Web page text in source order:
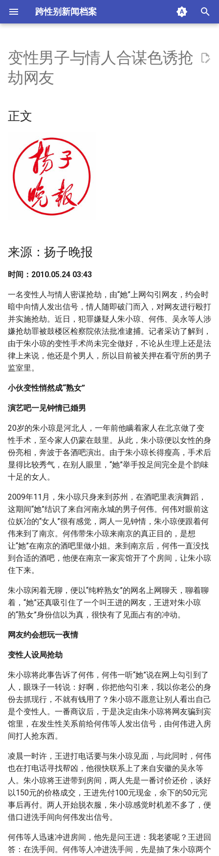
跨性别新闻档案
t
a
a
r
c
h
正文
热门评论
摘要与附加信息
附加信息 [Processed Page
Metadata]
变性男子与情人合谋色诱抢
劫网友
正文
来源：扬子晚报
时间：2010.05.24 03:43
一名变性人与情人密谋抢劫，由“她”上网勾引网友，约会时
暗中向情人发出信号，情人随即破门而入，对网友进行殴打
并实施抢劫。近日，犯罪嫌疑人朱小琼、何伟、吴永等人涉
嫌抢劫罪被鼓楼区检察院依法批准逮捕。记者采访了解到，
由于朱小琼的变性手术尚未完全做好，不论从生理上还是法
律上来说，他还是个男人，所以目前被关押在看守所的男子
监室里。
小伙变性悄然成“熟女”
演艺吧一见钟情已婚男
20岁的朱小琼是河北人，一年前他瞒着家人在北京做了变
性手术，至今家人仍蒙在鼓里。从此，朱小琼便以女性的身
份亮相，奔波于各酒吧演出。由于朱小琼长得瘦高，手术后
显得比较秀气，在别人眼里，“她”举手投足间完全是个韵味
十足的女人。
2009年11月，朱小琼只身来到苏州，在酒吧里表演舞蹈，
这期间“她”结识了来自河南永城的男子何伟。何伟对眼前这
位妖冶的“女人”很有感觉，两人一见钟情，朱小琼便跟着何
伟来到了南京。何伟带朱小琼来南京的真正目的，是想
让“她”在南京的酒吧里做小姐。来到南京后，何伟一直没找
到合适的酒吧，他便在南京一家宾馆开了个房间，让朱小琼
住下来。
朱小琼闲着无聊，便以“纯粹熟女”的网名上网聊天，聊着聊
着，“她”还真吸引住了一个叫王进的网友，王进对朱小琼
的“熟女”身份信以为真，很快有了见面占有的冲动。
网友约会想玩一夜情
变性人设局抢劫
朱小琼将此事告诉了何伟，何伟一听“她”说在网上勾引到了
人，眼珠子一转说：好啊，你把他勾引来，我以你老公的身
份去抓现行，不就有钱用了？朱小琼不愿意让别人看出自己
是个变性人。一番商议后，于是决定由朱小琼将网友骗到宾
馆里，在发生性关系前给何伟等人发出信号，由何伟进入房
间打人抢东西。
凌晨一时许，王进打电话要与朱小琼见面，与此同时，何伟
也在打电话寻找帮凶，他很快联系上了来自安徽的吴永等
人。朱小琼将王进带到房间，两人先是一番讨价还价，谈好
以150元的价格成交，王进先付100元现金，余下的50元完
事后再付。两人开始脱衣服，朱小琼感觉时机差不多了，便
借口进洗手间向何伟发出信号。
何伟等人迅速冲进房间，他先是问王进：我老婆呢？王进回
答：在洗手间。何伟等人冲进洗手间，先是抽了朱小琼两个